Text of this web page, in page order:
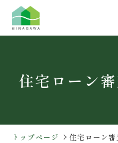
テ
ゲ
住宅ローン
トップページ 住宅ローン